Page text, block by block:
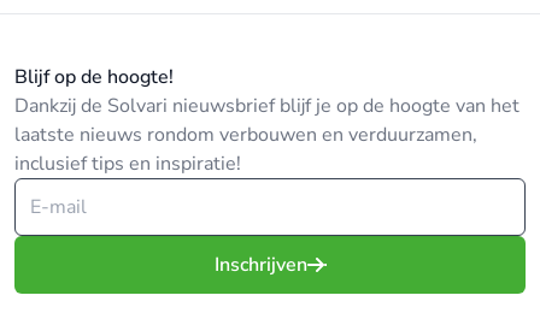
Blijf op de hoogte!
Dankzij de Solvari nieuwsbrief blijf je op de hoogte van het
laatste nieuws rondom verbouwen en verduurzamen,
inclusief tips en inspiratie!
Inschrijven